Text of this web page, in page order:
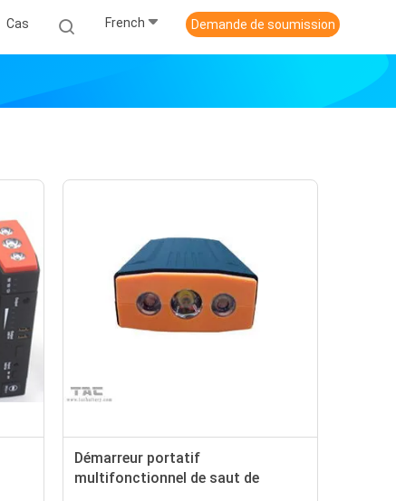
Cas French Demande de soumission
Démarreur portatif
multifonctionnel de saut de